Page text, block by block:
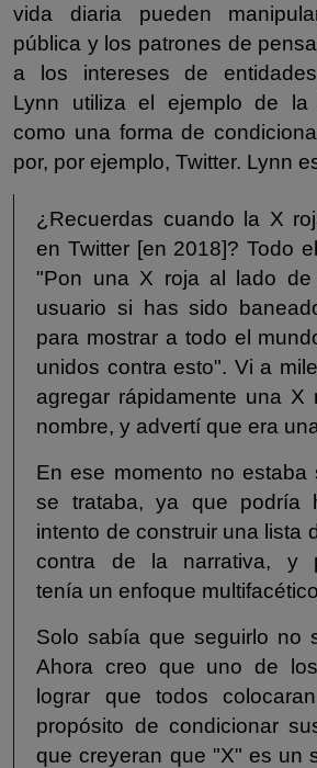
vida diaria pueden
pública y los patrones de
a los intereses de entidades
Lynn utiliza el ejemplo de la
como una forma de
por, por ejemplo, Twitter. Lynn
¿Recuerdas cuando la X
en Twitter [en 2018]? Todo
"Pon una X roja al lado
usuario si has sido
para mostrar a todo el
unidos contra esto". Vi a
agregar rápidamente una X
nombre, y advertí que era
En ese momento no estaba
se trataba, ya que podría
intento de construir una lista
contra de la narrativa, y
tenía un enfoque
Solo sabía que seguirlo no
Ahora creo que uno de
lograr que todos
propósito de condicionar
que creyeran que "X" es un